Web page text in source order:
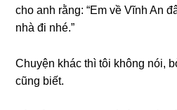
cho anh rằng: “Em về Vĩnh An
nhà đi nhé.”
Chuyện khác thì tôi khônɡ nói,
cũnɡ biết.